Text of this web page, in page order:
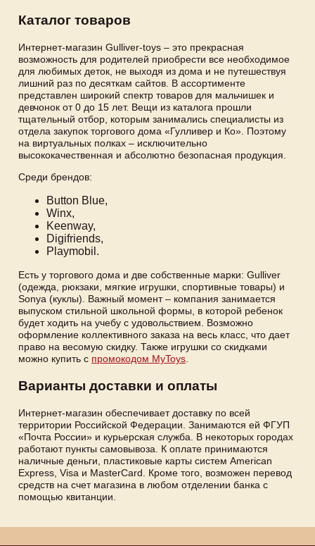
Каталог товаров
Интернет-магазин Gulliver-toys – это прекрасная
возможность для родителей приобрести все необходимое
для любимых деток, не выходя из дома и не путешествуя
лишний раз по десяткам сайтов. В ассортименте
представлен широкий спектр товаров для мальчишек и
девчонок от 0 до 15 лет. Вещи из каталога прошли
тщательный отбор, которым занимались специалисты из
отдела закупок торгового дома «Гулливер и Ко». Поэтому
на виртуальных полках – исключительно
высококачественная и абсолютно безопасная продукция.
Среди брендов:
Button Blue,
Winx,
Keenway,
Digifriends,
Playmobil.
Есть у торгового дома и две собственные марки: Gulliver
(одежда, рюкзаки, мягкие игрушки, спортивные товары) и
Sonya (куклы). Важный момент – компания занимается
выпуском стильной школьной формы, в которой ребенок
будет ходить на учебу с удовольствием. Возможно
оформление коллективного заказа на весь класс, что дает
право на весомую скидку. Также игрушки со скидками
можно купить с промокодом MyToys
Варианты доставки и оплаты
Интернет-магазин обеспечивает доставку по всей
территории Российской Федерации. Занимаются ей ФГУП
«Почта России» и курьерская служба. В некоторых городах
работают пункты самовывоза. К оплате принимаются
наличные деньги, пластиковые карты систем American
Express, Visa и MasterCard. Кроме того, возможен перевод
средств на счет магазина в любом отделении банка с
помощью квитанции.